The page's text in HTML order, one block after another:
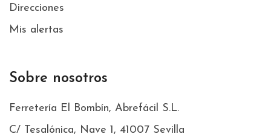
Direcciones
Mis alertas
Sobre nosotros
Ferretería El Bombín, Abrefácil S.L.
C/ Tesalónica, Nave 1, 41007 Sevilla